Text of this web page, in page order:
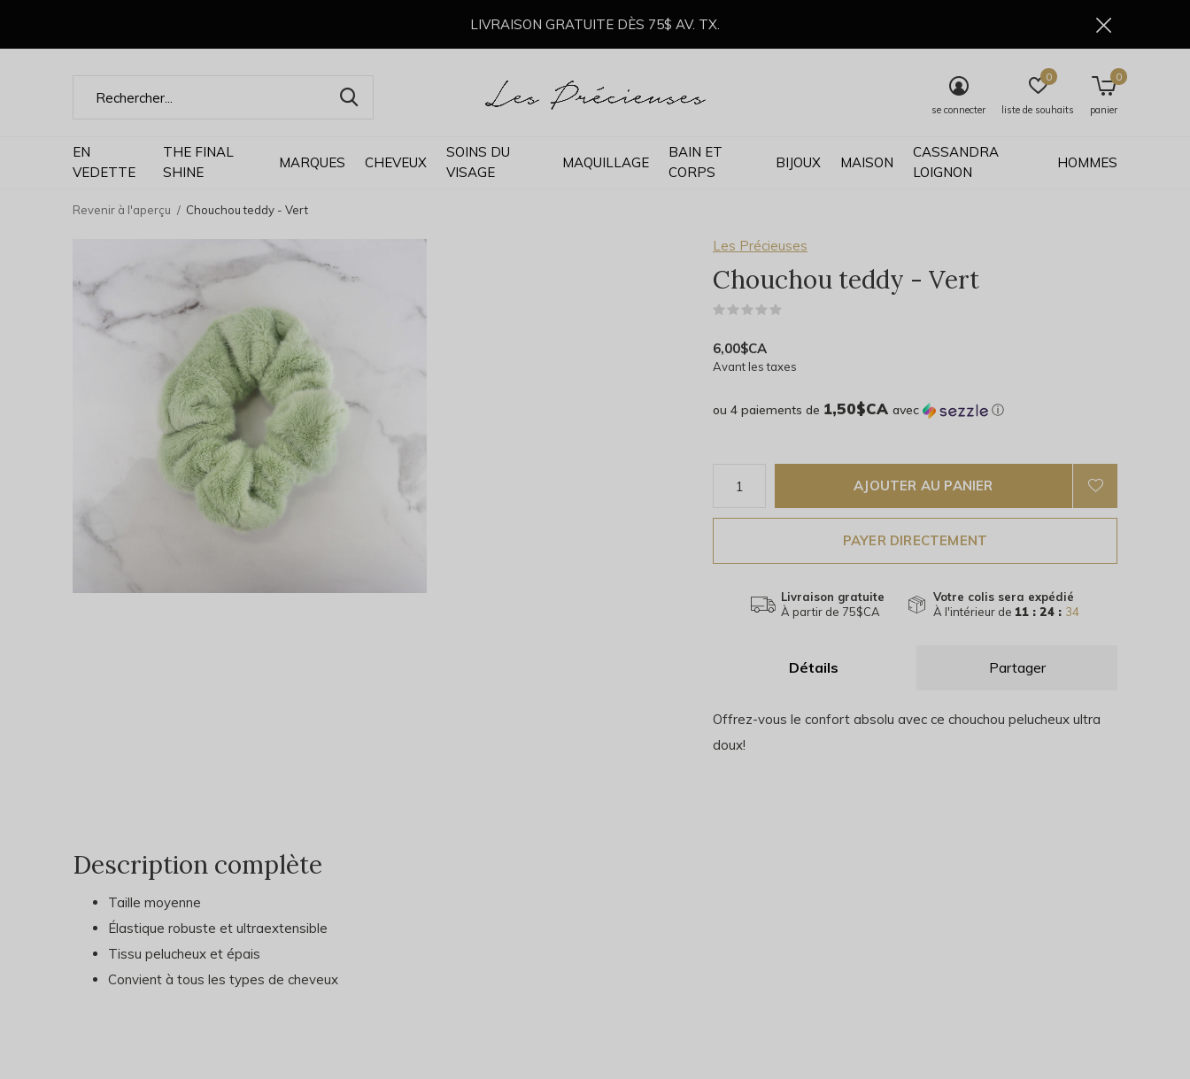
EN
VEDETTE
THE FINAL
SHINE
MARQUES CHEVEUX
SOINS DU
VISAGE
MAQUILLAGE
BAIN ET
CORPS
BIJOUX MAISON
CASSANDRA
LOIGNON
HOMMES
se connecter liste de souhaits
0
panier
0
LIVRAISON GRATUITE DÈS 75$ AV. TX.
Revenir à l'aperçu Chouchou teddy - Vert
Les Précieuses
Chouchou teddy - Vert
6,00$CA
Avant les taxes
ou 4 paiements de 1,50$CA avec ⓘ
AJOUTER AU PANIER
PAYER DIRECTEMENT
Livraison gratuite
À partir de 75$CA
Votre colis sera expédié
À l'intérieur de 11 : 24 : 34
Détails Partager
Offrez-vous le confort absolu avec ce chouchou pelucheux ultra
doux!
Description complète
Taille moyenne
Élastique robuste et ultraextensible
Tissu pelucheux et épais
Convient à tous les types de cheveux